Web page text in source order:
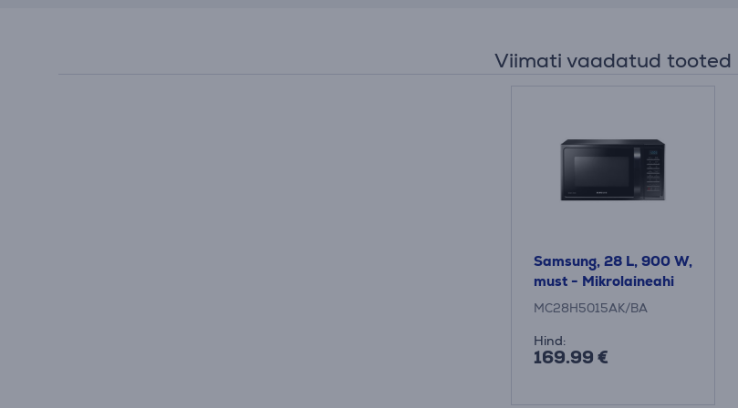
Viimati vaadatud tooted
Samsung, 28 L, 900 W,
must - Mikrolaineahi
MC28H5015AK/BA
Hind:
169.99 €